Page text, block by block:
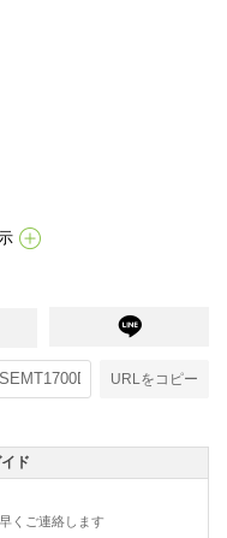
URLをコピー
ド
くご連絡します